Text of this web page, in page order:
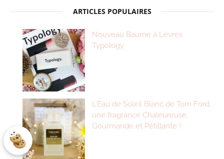
ARTICLES POPULAIRES
Nouveau Baume à Lèvres
Typology
L’Eau de Soleil Blanc de Tom Ford,
une fragrance Chaleureuse,
Gourmande et Pétillante !